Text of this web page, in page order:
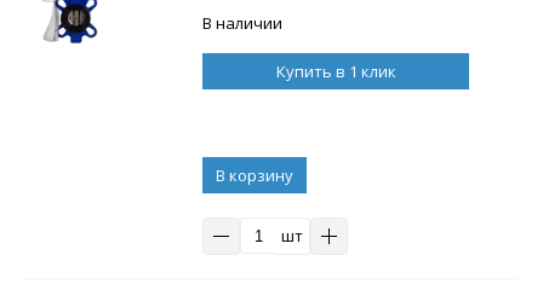
В наличии
Купить в 1 клик
В корзину
шт